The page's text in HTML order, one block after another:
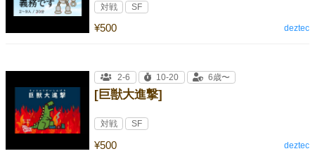
¥500
対戦 SF
deztec
[巨獣大進撃]
¥500
2-6 10-20 6歳〜
対戦 SF
deztec